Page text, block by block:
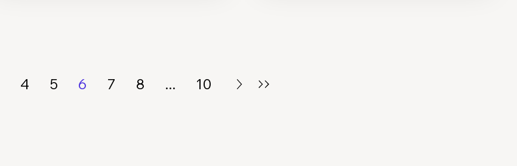
4 5 6 7 8 ... 10